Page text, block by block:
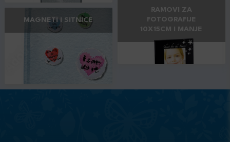
MAGNETI I SITNICE
RAMOVI ZA
FOTOGRAFIJE
10X15CM I MANJE